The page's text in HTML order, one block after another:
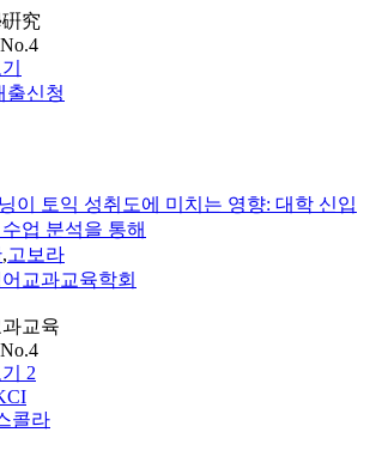
究
출신청
이 토익 성취도에 미치는 영향: 대학 신입
업 분석을 통해
,고보라
교과교육학회
교육
2
콜라